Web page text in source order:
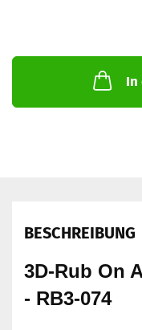
In
BESCHREIBUNG
3D-Rub On
- RB3-074